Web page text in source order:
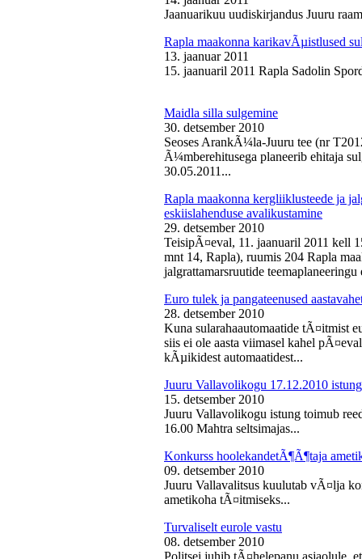
Jaanuarikuu uudiskirjandus Juuru
Rapla maakonna karikavÃµistlused
13. jaanuar 2011
15. jaanuaril 2011 Rapla Sadolin
Maidla silla sulgemine
30. detsember 2010
Seoses ArankÃ¼la-Juuru tee (nr
Ã¼mberehitusega planeerib ehitaja
30.05.2011...
Rapla maakonna kergliiklusteede ja
eskiislahenduse avalikustamine
29. detsember 2010
TeisipÃ¤eval, 11. jaanuaril 2011 kell
mnt 14, Rapla), ruumis 204 Rapla
jalgrattamarsruutide
Euro tulek ja pangateenused
28. detsember 2010
Kuna sularahaautomaatide tÃ¤itmist
siis ei ole aasta viimasel kahel
kÃµikidest automaatidest...
Juuru Vallavolikogu 17.12.2010 istung
15. detsember 2010
Juuru Vallavolikogu istung toimub
16.00 Mahtra seltsimajas...
Konkurss hoolekandetÃ¶Ã¶taja
09. detsember 2010
Juuru Vallavalitsus kuulutab vÃ¤lja
ametikoha tÃ¤itmiseks...
Turvaliselt eurole vastu
08. detsember 2010
Politsei juhib tÃ¤helepanu asjaolule,